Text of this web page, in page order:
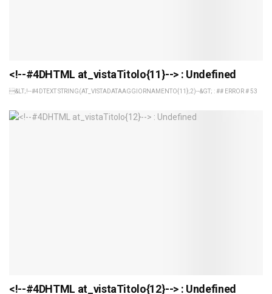
<!--#4DHTML at_vistaTitolo{11}--> : Undefined
&LT;!--#4DTEXT STRING(AT_VISTADATAAGGIORNAMENTO{11};2)--&GT; : ## ERROR # 53
<!--#4DHTML at_vistaTitolo{12}--> : Undefined